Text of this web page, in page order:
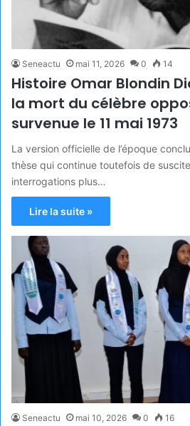
Seneactu mai 11, 2026 0 14
Histoire Omar Blondin
la mort du célèbre
survenue le 11 mai 1973
La version officielle de l’époque
thèse qui continue toutefois de
interrogations plus…
Lire la suite »
Seneactu mai 10, 2026 0 16